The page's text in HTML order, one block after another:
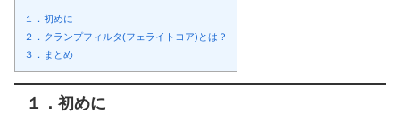
１．初めに
２．クランプフィルタ(フェライトコア)とは？
３．まとめ
１．初めに